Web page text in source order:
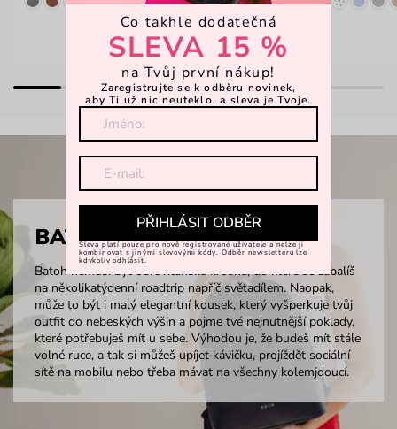
BATŮŽKY
Batoh nemusí být obrovitánská krosna, do které se zabalíš
na několikatýdenní roadtrip napříč světadílem. Naopak,
může to být i malý elegantní kousek, který vyšperkuje tvůj
outfit do nebeských výšin a pojme tvé nejnutnější poklady,
které potřebuješ mít u sebe. Výhodou je, že budeš mít stále
volné ruce, a tak si můžeš upíjet kávičku, projíždět sociální
sítě na mobilu nebo třeba mávat na všechny kolemjdoucí.
Co takhle dodatečná
SLEVA 15 %
na Tvůj první nákup!
Zaregistrujte se k odběru novinek,
aby Ti už nic neuteklo, a sleva je Tvoje.
PŘIHLÁSIT ODBĚR
Sleva platí pouze pro nově registrované uživatele a nelze ji
kombinovat s jinými slevovými kódy. Odběr newsletteru lze
kdykoliv odhlásit.